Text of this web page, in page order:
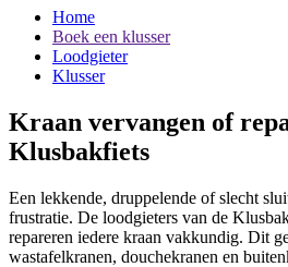
Home
Boek een klusser
Loodgieter
Klusser
Kraan vervangen of
Klusbakfiets
Een lekkende, druppelende of slecht
frustratie. De loodgieters van de
repareren iedere kraan vakkundig. Dit
wastafelkranen, douchekranen en